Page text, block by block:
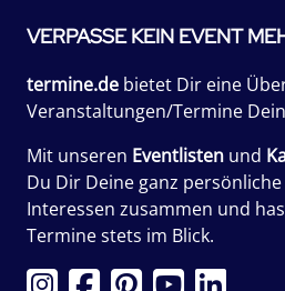
VERPASSE KEIN EVENT
termine.de bietet Dir eine
Veranstaltungen/Termine
Mit unseren Eventlisten und
Du Dir Deine ganz
Interessen zusammen und
Termine stets im Blick.